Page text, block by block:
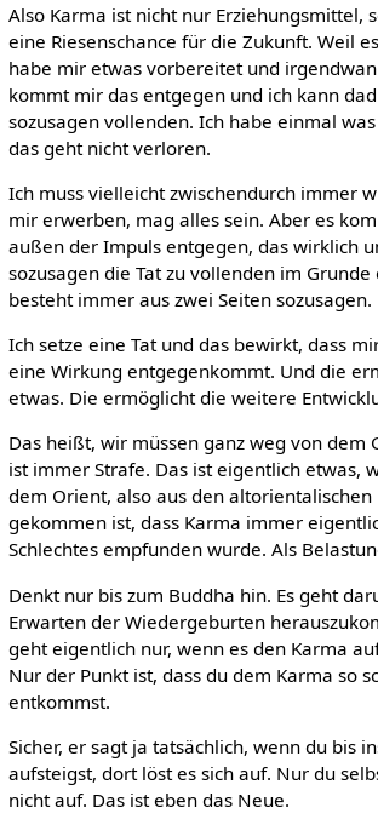
Also Karma ist nicht nur Erziehungsmittel,
eine Riesenschance für die Zukunft. Weil
habe mir etwas vorbereitet und
kommt mir das entgegen und ich kann
sozusagen vollenden. Ich habe einmal
das geht nicht verloren.
Ich muss vielleicht zwischendurch immer
mir erwerben, mag alles sein. Aber es
außen der Impuls entgegen, das wirklich
sozusagen die Tat zu vollenden im Grunde
besteht immer aus zwei Seiten sozusagen.
Ich setze eine Tat und das bewirkt, dass
eine Wirkung entgegenkommt. Und die
etwas. Die ermöglicht die weitere
Das heißt, wir müssen ganz weg von dem
ist immer Strafe. Das ist eigentlich etwas,
dem Orient, also aus den altorientalischen
gekommen ist, dass Karma immer
Schlechtes empfunden wurde. Als
Denkt nur bis zum Buddha hin. Es geht
Erwarten der Wiedergeburten
geht eigentlich nur, wenn es den Karma
Nur der Punkt ist, dass du dem Karma so
entkommst.
Sicher, er sagt ja tatsächlich, wenn du bis
aufsteigst, dort löst es sich auf. Nur du
nicht auf. Das ist eben das Neue.